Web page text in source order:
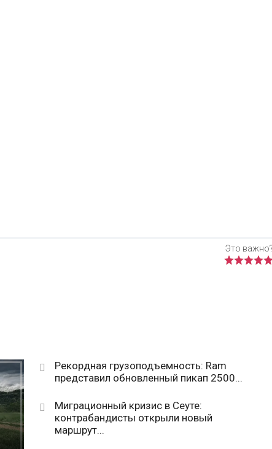
Рекордная грузоподъемность: Ram
представил обновленный пикап 2500...
Миграционный кризис в Сеуте:
контрабандисты открыли новый
маршрут...